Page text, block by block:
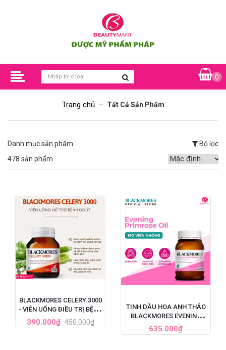
0
Trang chủ Tất Cả Sản Phẩm
Danh mục sản phẩm
Bộ lọc
478 sản phẩm
BLACKMORES CELERY 3000
- VIÊN UỐNG ĐIỀU TRỊ BỆNH
GOUT CỦA ÚC, HỘP 50 VIÊN
390.000₫ 450.000₫
TINH DẦU HOA ANH THẢO
BLACKMORES EVENING
PRIMROSE OIL ÚC, HỘP 190
VIÊN
635.000₫